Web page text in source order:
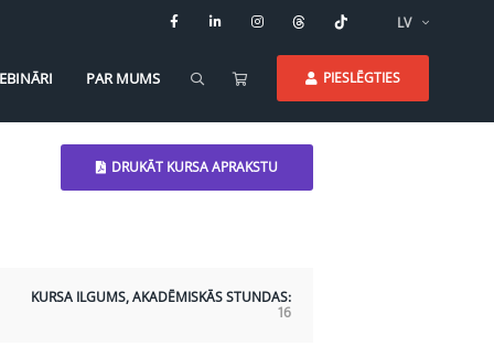
LV
PAR MUMS PIESLĒGTIES
DRUKĀT KURSA APRAKSTU
KURSA ILGUMS, AKADĒMISKĀS STUNDAS:
16